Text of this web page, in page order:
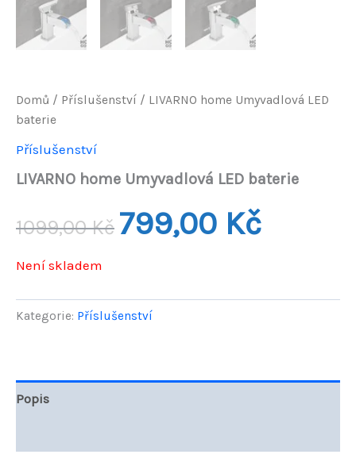
Domů / Příslušenství / LIVARNO home Umyvadlová LED
baterie
Příslušenství
LIVARNO home Umyvadlová LED baterie
1099,00Kč
Původní
1099,00 Kč.
799,00 Kč
Není skladem
Kategorie: Příslušenství
Popis